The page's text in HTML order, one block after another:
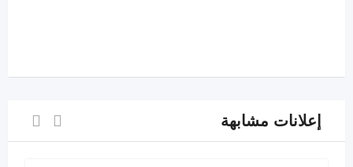
إعلانات مشابهة